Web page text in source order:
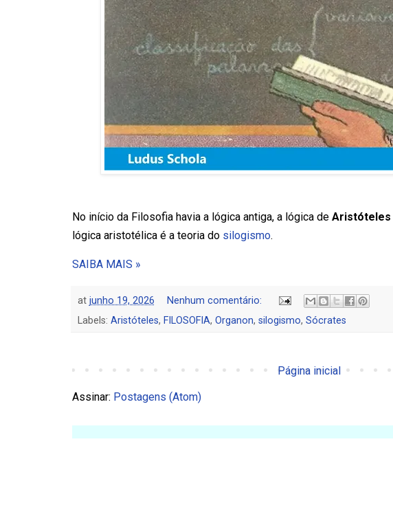
No início da Filosofia havia a lógica antiga, a lógica de Aristóteles
lógica aristotélica é a teoria do silogismo.
SAIBA MAIS »
at junho 19, 2026
Nenhum comentário:
Labels: Aristóteles, FILOSOFIA, Organon, silogismo, Sócrates
Página inicial
Assinar: Postagens (Atom)